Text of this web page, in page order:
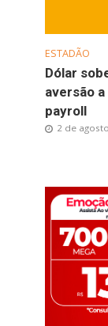
ESTADÃO
Dólar
aversão
payroll
2 de